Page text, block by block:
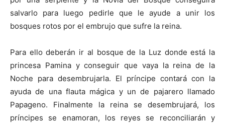
salvarlo para luego pedirle que le ayude a unir los
bosques rotos por el embrujo que sufre la reina.
Para ello deberán ir al bosque de la Luz donde está la
princesa Pamina y conseguir que vaya la reina de la
Noche para desembrujarla. El príncipe contará con la
ayuda de una flauta mágica y un de pajarero llamado
Papageno. Finalmente la reina se desembrujará, los
príncipes se enamoran, los reyes se reconciliarán y